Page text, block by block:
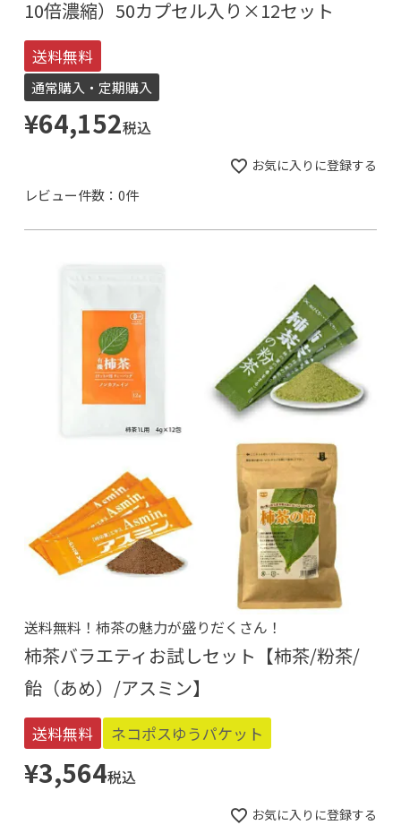
10倍濃縮）50カプセル入り×12セット
送料無料
通常購入・定期購入
¥64,152税込
お気に入りに登録する
レビュー件数：0件
送料無料！柿茶の魅力が盛りだくさん！
柿茶バラエティお試しセット【柿茶/粉茶/
飴（あめ）/アスミン】
送料無料 ネコポスゆうパケット
¥3,564税込
お気に入りに登録する